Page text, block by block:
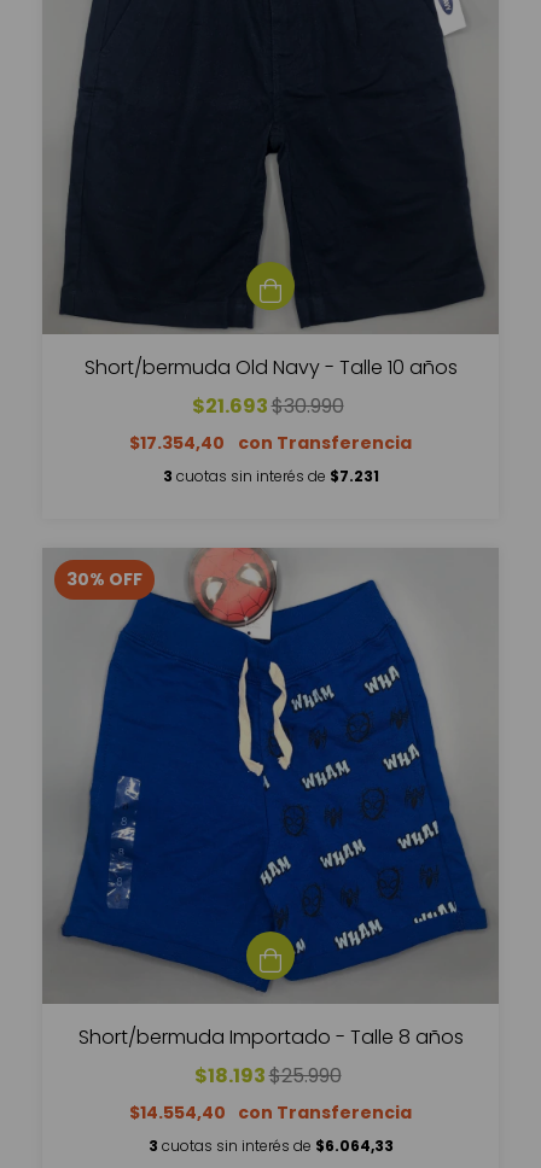
Short/bermuda Old Navy - Talle 10 años
$21.693$30.990
$17.354,40
3 cuotas sin interés de $7.231
30% OFF
Short/bermuda Importado - Talle 8 años
$18.193$25.990
$14.554,40
3 cuotas sin interés de $6.064,33